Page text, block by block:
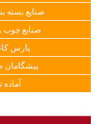
صنایع بسته
صنایع چوب
پارس
پیشگامان